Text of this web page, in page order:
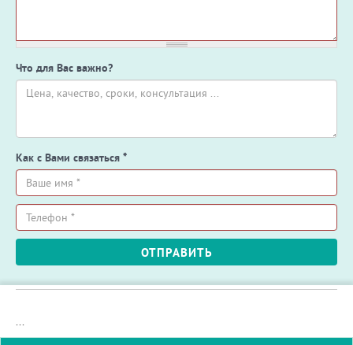
Что для Вас важно?
Как с Вами связаться *
Ваше
имя
*
Телефон
ОТПРАВИТЬ
...